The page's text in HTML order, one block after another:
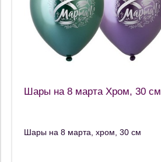
Шары на 8 марта Хром, 30 см
Шары на 8 марта, хром, 30 см